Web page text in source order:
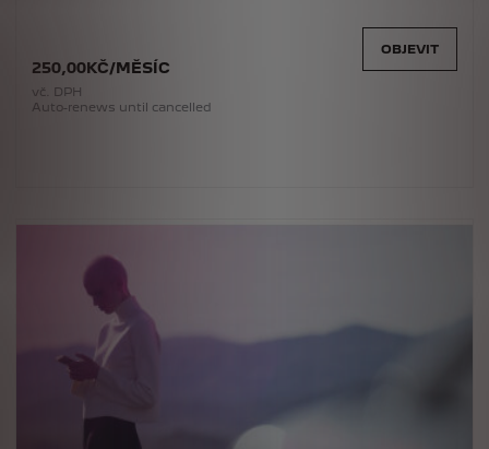
250,00KČ/MĚSÍC
vč. DPH
Auto-renews until cancelled
OBJEVIT